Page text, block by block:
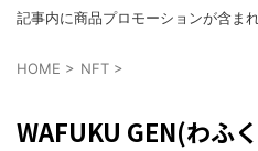
記事内に商品プロモーションが含ま
HOME > NFT >
WAFUKU GEN(わふ